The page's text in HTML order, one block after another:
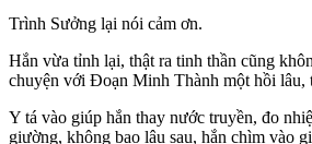
Trình Sưởng lại nói cảm ơn.
Hắn vừa tỉnh lại, thật ra tinh thần cũng
chuyện với Đoạn Minh Thành một hồi lâu,
Y tá vào giúp hắn thay nước truyền, đo
giường, không bao lâu sau, hắn chìm vào